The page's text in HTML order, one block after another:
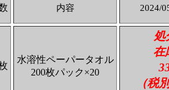
内容 2024/
水溶性ペーパータオル
200枚パック×20
処
在
（税